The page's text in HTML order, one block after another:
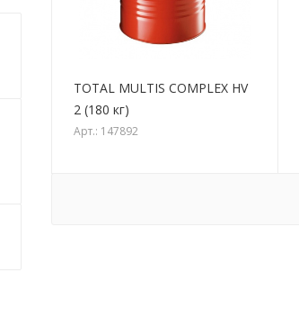
TOTAL MULTIS COMPLEX HV
2 (180 кг)
Арт.: 147892